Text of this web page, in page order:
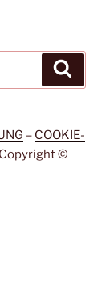
– COOKIE-
©